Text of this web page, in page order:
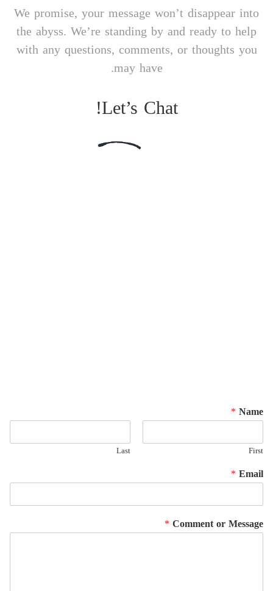
We promise, your message won’t disappear into
the abyss. We’re standing by and ready to help
with any questions, comments, or thoughts you
may have.
Let’s Chat!
Name
*
First
Last
Email
*
Comment or Message
*